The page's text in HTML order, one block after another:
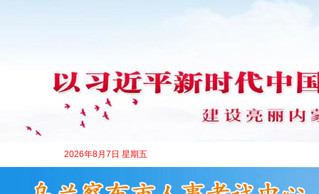
2026年8月7日 星期五